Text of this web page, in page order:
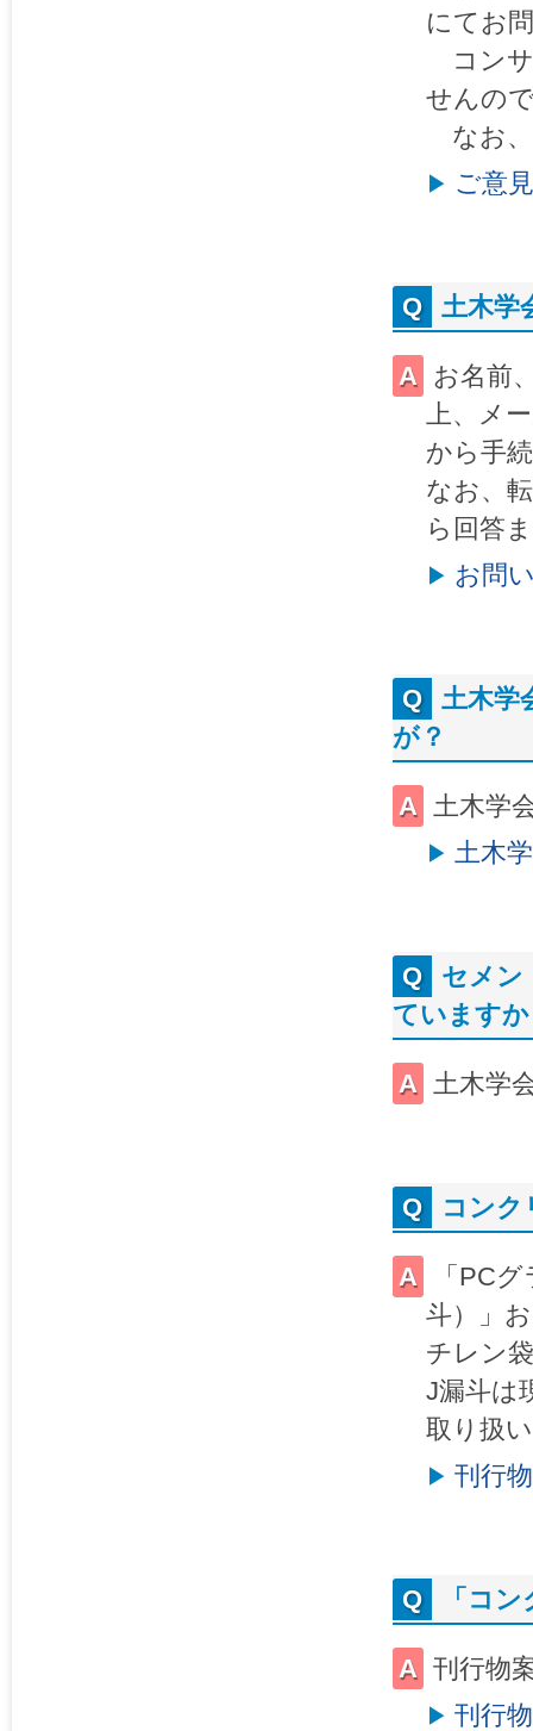
にてお
コンサ
せんの
なお、
ご意
土木学
お名前
上、メ
から手
なお、
ら回答
お問
土木学
が？
土木学
土木
セメン
ています
土木学
コンク
「PC
斗）」
チレン
J漏斗は
取り扱
刊行
「コ
刊行物
刊行